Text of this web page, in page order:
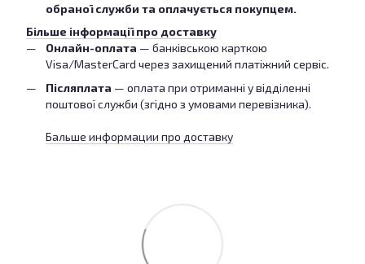
обраної служби та оплачується покупцем.
Більше інформації про доставку
Онлайн-оплата — банківською карткою
Visa/MasterCard через захищений платіжний сервіс.
Післяплата — оплата при отриманні у відділенні
поштової служби (згідно з умовами перевізника).
Бальше информации про доставку